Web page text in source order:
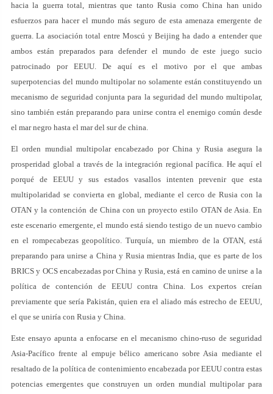
hacia la guerra total, mientras que tanto Rusia como China han unido
esfuerzos para hacer el mundo más seguro de esta amenaza emergente de
guerra. La asociación total entre Moscú y Beijing ha dado a entender que
ambos están preparados para defender el mundo de este juego sucio
patrocinado por EEUU. De aquí es el motivo por el que ambas
superpotencias del mundo multipolar no solamente están constituyendo un
mecanismo de seguridad conjunta para la seguridad del mundo multipolar,
sino también están preparando para unirse contra el enemigo común desde
el mar negro hasta el mar del sur de china.
El orden mundial multipolar encabezado por China y Rusia asegura la
prosperidad global a través de la integración regional pacífica. He aquí el
porqué de EEUU y sus estados vasallos intenten prevenir que esta
multipolaridad se convierta en global, mediante el cerco de Rusia con la
OTAN y la contención de China con un proyecto estilo OTAN de Asia. En
este escenario emergente, el mundo está siendo testigo de un nuevo cambio
en el rompecabezas geopolítico. Turquía, un miembro de la OTAN, está
preparando para unirse a China y Rusia mientras India, que es parte de los
BRICS y OCS encabezadas por China y Rusia, está en camino de unirse a la
política de contención de EEUU contra China. Los expertos creían
previamente que sería Pakistán, quien era el aliado más estrecho de EEUU,
el que se uniría con Rusia y China.
Este ensayo apunta a enfocarse en el mecanismo chino-ruso de seguridad
Asia-Pacífico frente al empuje bélico americano sobre Asia mediante el
resaltado de la política de contenimiento encabezada por EEUU contra estas
potencias emergentes que construyen un orden mundial multipolar para